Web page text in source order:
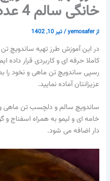
خانگی سالم 4 عدد
ازyemosafer
/تیر 10, 1402
در این آموزش طرز تهیه ساندویچ
کاملا حرفه ای و کاربردی قرار داده
رسپی ساندویچ تن ماهی و نخود را
عزیزانتان آماده نمایید.
ساندویچ سالم و دلچسب تن
خامه ای و لیمو به همراه اسفناج و
دار اضافه می شود.